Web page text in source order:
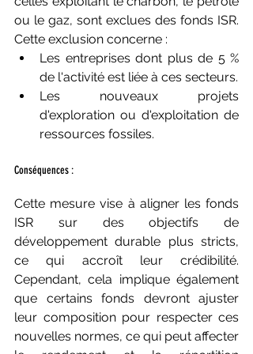
ou le gaz, sont exclues des fonds ISR.
Cette exclusion concerne :
Les entreprises dont plus de 5 %
de l'activité est liée à ces secteurs.
Les nouveaux projets
d'exploration ou d'exploitation de
ressources fossiles.
Conséquences :
Cette mesure vise à aligner les fonds
ISR sur des objectifs de
développement durable plus stricts,
ce qui accroît leur crédibilité.
Cependant, cela implique également
que certains fonds devront ajuster
leur composition pour respecter ces
nouvelles normes, ce qui peut affecter